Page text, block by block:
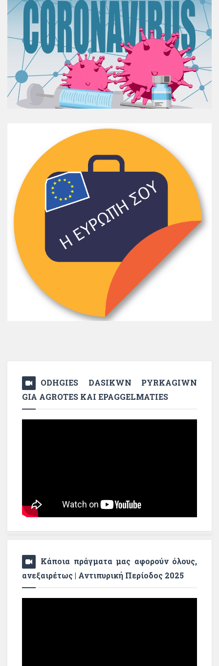
ODHGIES DASIKWN PYRKAGIWN
GIA AGROTES KAI EPAGGELMATIES
Κάποια πράγματα μας αφορούν όλους,
ανεξαιρέτως | Αντιπυρική Περίοδος 2025